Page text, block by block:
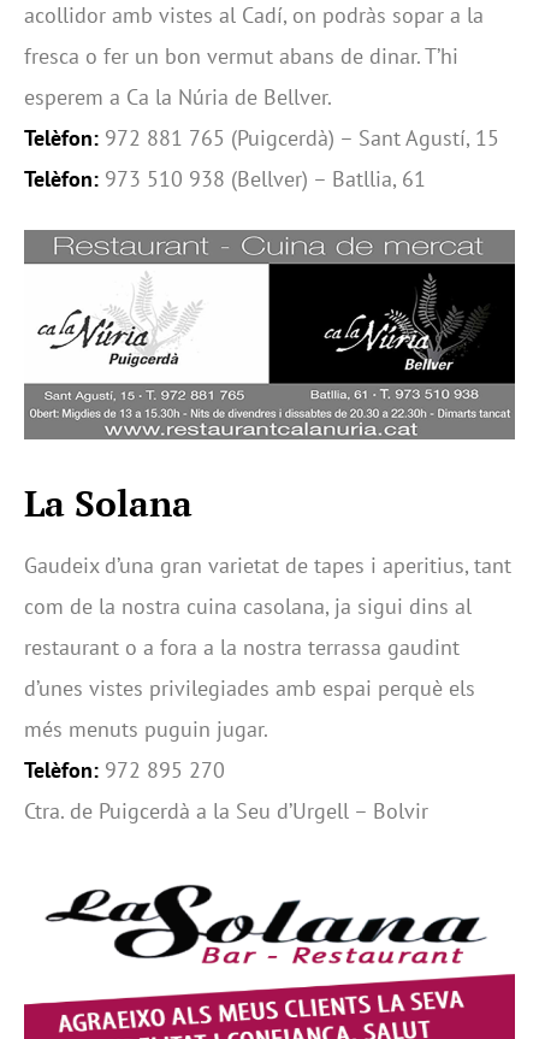
acollidor amb vistes al Cadí, on podràs sopar a la
fresca o fer un bon vermut abans de dinar. T’hi
esperem a Ca la Núria de Bellver.
Telèfon: 972 881 765 (Puigcerdà) – Sant Agustí, 15
Telèfon: 973 510 938 (Bellver) – Batllia, 61
La Solana
Gaudeix d’una gran varietat de tapes i aperitius, tant
com de la nostra cuina casolana, ja sigui dins al
restaurant o a fora a la nostra terrassa gaudint
d’unes vistes privilegiades amb espai perquè els
més menuts puguin jugar.
Telèfon: 972 895 270
Ctra. de Puigcerdà a la Seu d’Urgell – Bolvir